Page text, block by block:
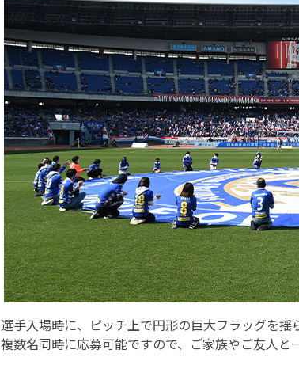
選手入場時に、ピッチ上で円形の巨大フラッグを揺
複数名同時に応募可能ですので、ご家族やご友人と